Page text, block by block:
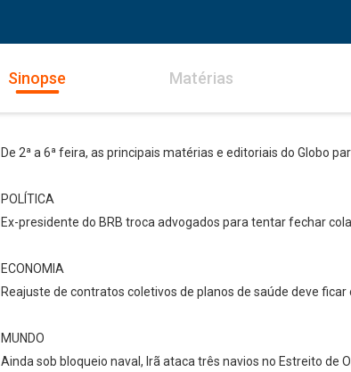
Sinopse Matérias
De 2ª a 6ª feira, as principais matérias e editoriais do Globo
POLÍTICA
Ex-presidente do BRB troca advogados para tentar fechar
ECONOMIA
Reajuste de contratos coletivos de planos de saúde deve
MUNDO
Ainda sob bloqueio naval, Irã ataca três navios no Estreito de